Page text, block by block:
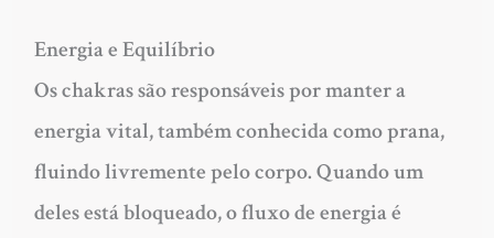
Energia e Equilíbrio
Os chakras são responsáveis por manter a
energia vital, também conhecida como prana,
fluindo livremente pelo corpo. Quando um
deles está bloqueado, o fluxo de energia é